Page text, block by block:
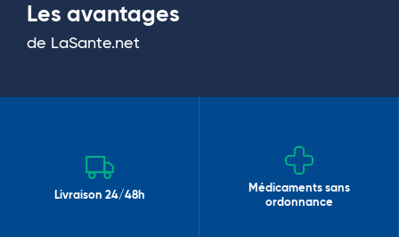
Les avantages
de LaSante.net
Livraison 24/48h
Médicaments sans
ordonnance